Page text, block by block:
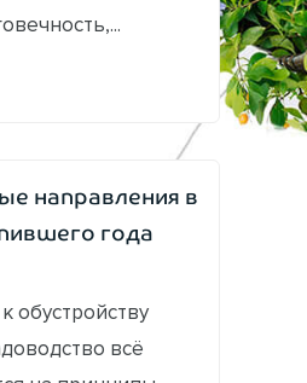
направления в
года
обустройству
всё